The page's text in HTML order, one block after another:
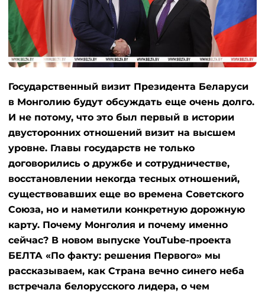
Государственный визит Президента Беларуси
в Монголию будут обсуждать еще очень долго.
И не потому, что это был первый в истории
двусторонних отношений визит на высшем
уровне. Главы государств не только
договорились о дружбе и сотрудничестве,
восстановлении некогда тесных отношений,
существовавших еще во времена Советского
Союза, но и наметили конкретную дорожную
карту. Почему Монголия и почему именно
сейчас? В новом выпуске YouTube-проекта
БЕЛТА «По факту: решения Первого» мы
рассказываем, как Страна вечно синего неба
встречала белорусского лидера, о чем